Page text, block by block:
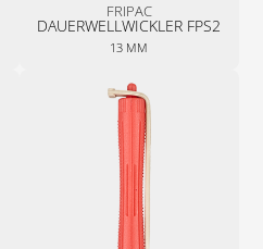
FRIPAC
DAUER­WELL­WICKLER­ FPS2
13 MM